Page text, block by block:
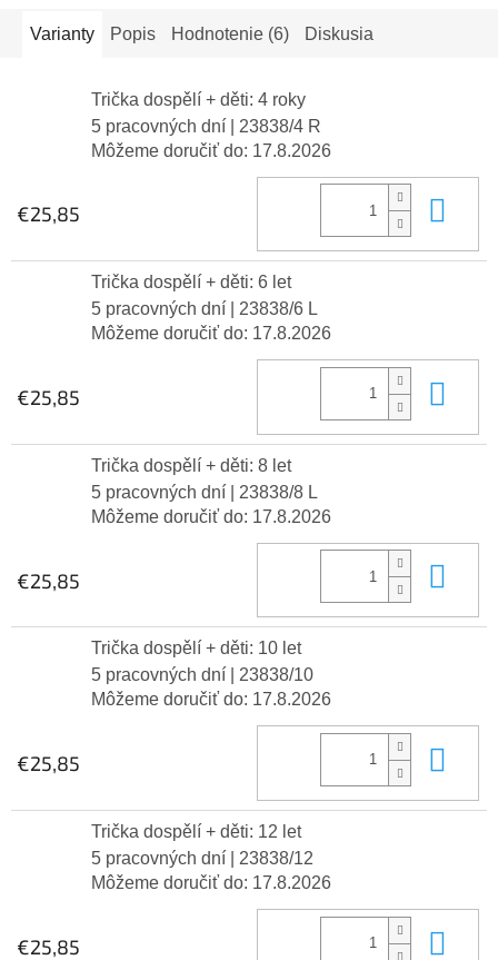
Varianty Popis Hodnotenie (6) Diskusia
Trička dospělí + děti: 4 roky
5 pracovných dní
| 23838/4 R
Môžeme doručiť do: 17.8.2026
€25,85
Trička dospělí + děti: 6 let
5 pracovných dní
| 23838/6 L
Môžeme doručiť do: 17.8.2026
€25,85
Trička dospělí + děti: 8 let
5 pracovných dní
| 23838/8 L
Môžeme doručiť do: 17.8.2026
€25,85
Trička dospělí + děti: 10 let
5 pracovných dní
| 23838/10
Môžeme doručiť do: 17.8.2026
€25,85
Trička dospělí + děti: 12 let
5 pracovných dní
| 23838/12
Môžeme doručiť do: 17.8.2026
€25,85